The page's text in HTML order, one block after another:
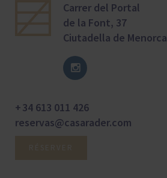
Carrer del Portal
de la Font, 37
Ciutadella de Menorca
+ 34 613 011 426
reservas@casarader.com